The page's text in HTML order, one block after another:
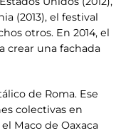
(2013), el festival
otros. En 2014, el
crear una fachada
de Roma. Ese
colectivas en
Maco de Oaxaca